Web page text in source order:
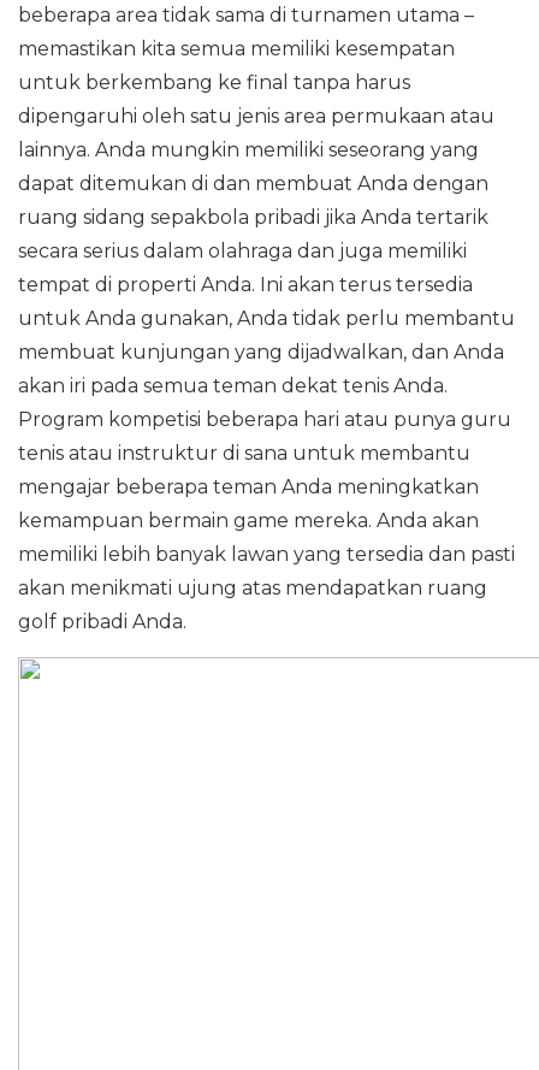
beberapa area tidak sama di turnamen utama –
memastikan kita semua memiliki kesempatan
untuk berkembang ke final tanpa harus
dipengaruhi oleh satu jenis area permukaan atau
lainnya. Anda mungkin memiliki seseorang yang
dapat ditemukan di dan membuat Anda dengan
ruang sidang sepakbola pribadi jika Anda tertarik
secara serius dalam olahraga dan juga memiliki
tempat di properti Anda. Ini akan terus tersedia
untuk Anda gunakan, Anda tidak perlu membantu
membuat kunjungan yang dijadwalkan, dan Anda
akan iri pada semua teman dekat tenis Anda.
Program kompetisi beberapa hari atau punya guru
tenis atau instruktur di sana untuk membantu
mengajar beberapa teman Anda meningkatkan
kemampuan bermain game mereka. Anda akan
memiliki lebih banyak lawan yang tersedia dan pasti
akan menikmati ujung atas mendapatkan ruang
golf pribadi Anda.